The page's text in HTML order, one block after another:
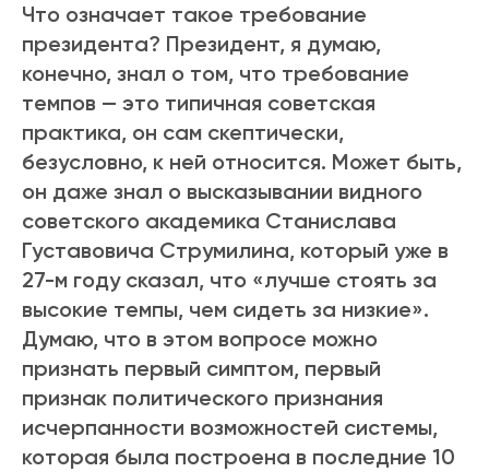
Что означает такое требование
президента? Президент, я думаю,
конечно, знал о том, что требование
темпов — это типичная советская
практика, он сам скептически,
безусловно, к ней относится. Может быть,
он даже знал о высказывании видного
советского академика Станислава
Густавовича Струмилина, который уже в
27-м году сказал, что «лучше стоять за
высокие темпы, чем сидеть за низкие».
Думаю, что в этом вопросе можно
признать первый симптом, первый
признак политического признания
исчерпанности возможностей системы,
которая была построена в последние 10